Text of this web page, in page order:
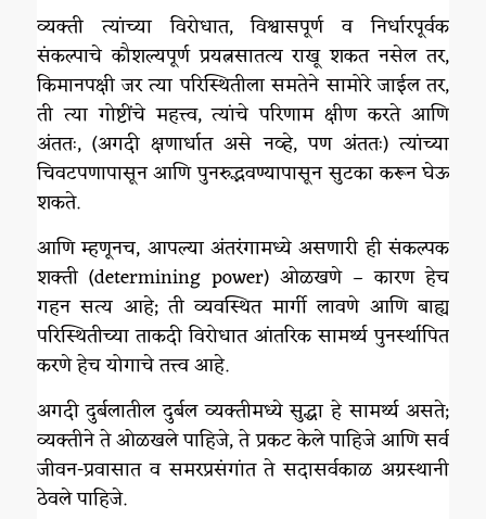
व्यक्ती त्यांच्या विरोधात, विश्वासपूर्ण व निर्धारपूर्वक
संकल्पाचे कौशल्यपूर्ण प्रयत्नसातत्य राखू शकत नसेल तर,
किमानपक्षी जर त्या परिस्थितीला समतेने सामोरे जाईल तर,
ती त्या गोष्टींचे महत्त्व, त्यांचे परिणाम क्षीण करते आणि
अंततः, (अगदी क्षणार्धात असे नव्हे, पण अंततः) त्यांच्या
चिवटपणापासून आणि पुनरुद्भवण्यापासून सुटका करून घेऊ
शकते.
आणि म्हणूनच, आपल्या अंतरंगामध्ये असणारी ही संकल्पक
शक्ती (determining power) ओळखणे – कारण हेच
गहन सत्य आहे; ती व्यवस्थित मार्गी लावणे आणि बाह्य
परिस्थितीच्या ताकदी विरोधात आंतरिक सामर्थ्य पुनर्स्थापित
करणे हेच योगाचे तत्त्व आहे.
अगदी दुर्बलातील दुर्बल व्यक्तीमध्ये सुद्धा हे सामर्थ्य असते;
व्यक्तीने ते ओळखले पाहिजे, ते प्रकट केले पाहिजे आणि सर्व
जीवन-प्रवासात व समरप्रसंगांत ते सदासर्वकाळ अग्रस्थानी
ठेवले पाहिजे.